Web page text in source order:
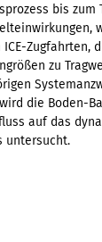
bis zum
Zugfahrten,
zu
die Boden-
auf das
untersucht.